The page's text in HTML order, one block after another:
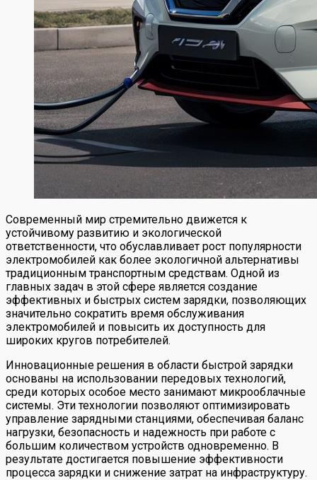
Современный мир стремительно движется к
устойчивому развитию и экологической
ответственности, что обуславливает рост популярности
электромобилей как более экологичной альтернативы
традиционным транспортным средствам. Одной из
главных задач в этой сфере является создание
эффективных и быстрых систем зарядки, позволяющих
значительно сократить время обслуживания
электромобилей и повысить их доступность для
широких кругов потребителей.
Инновационные решения в области быстрой зарядки
основаны на использовании передовых технологий,
среди которых особое место занимают микрооблачные
системы. Эти технологии позволяют оптимизировать
управление зарядными станциями, обеспечивая баланс
нагрузки, безопасность и надежность при работе с
большим количеством устройств одновременно. В
результате достигается повышение эффективности
процесса зарядки и снижение затрат на инфраструктуру.